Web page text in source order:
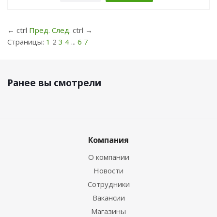
← ctrl Пред. След. ctrl →
Страницы: 1 2 3 4 ... 6 7
Ранее вы смотрели
Компания
О компании
Новости
Сотрудники
Вакансии
Магазины